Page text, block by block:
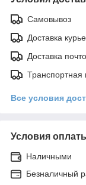
Самовывоз
Доставка
Доставка
Транспортная
Все условия
Условия
Наличными
Безналичный